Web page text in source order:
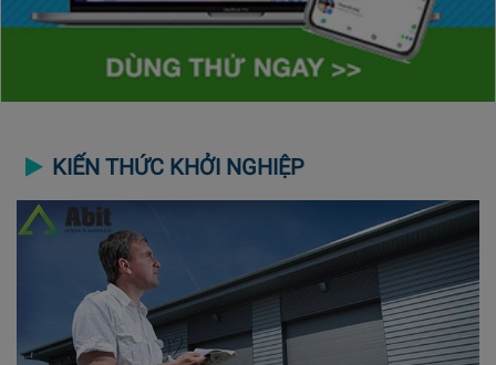
KIẾN THỨC KHỞI NGHIỆP